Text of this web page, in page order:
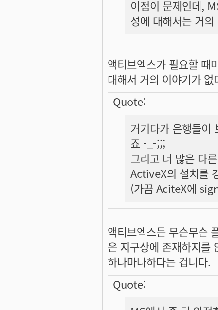
이점이 문제인데,
성에 대해서는 거
액티브엑스가 필요할 때
대해서 거의 이야기가
Quote:
거기다가 은행들이
죠 -_-;;;
그리고 더 많은 다
ActiveX의 설치를
(가끔 AciteX에
액티브엑스든 무슨무슨
은 지구상에 존재하지를
하나마나하다는 겁니다.
Quote: